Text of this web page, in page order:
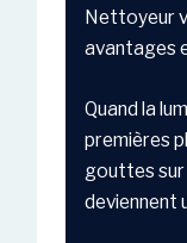
Nettoyeur
avantages
Quand la
premières
gouttes sur
deviennent